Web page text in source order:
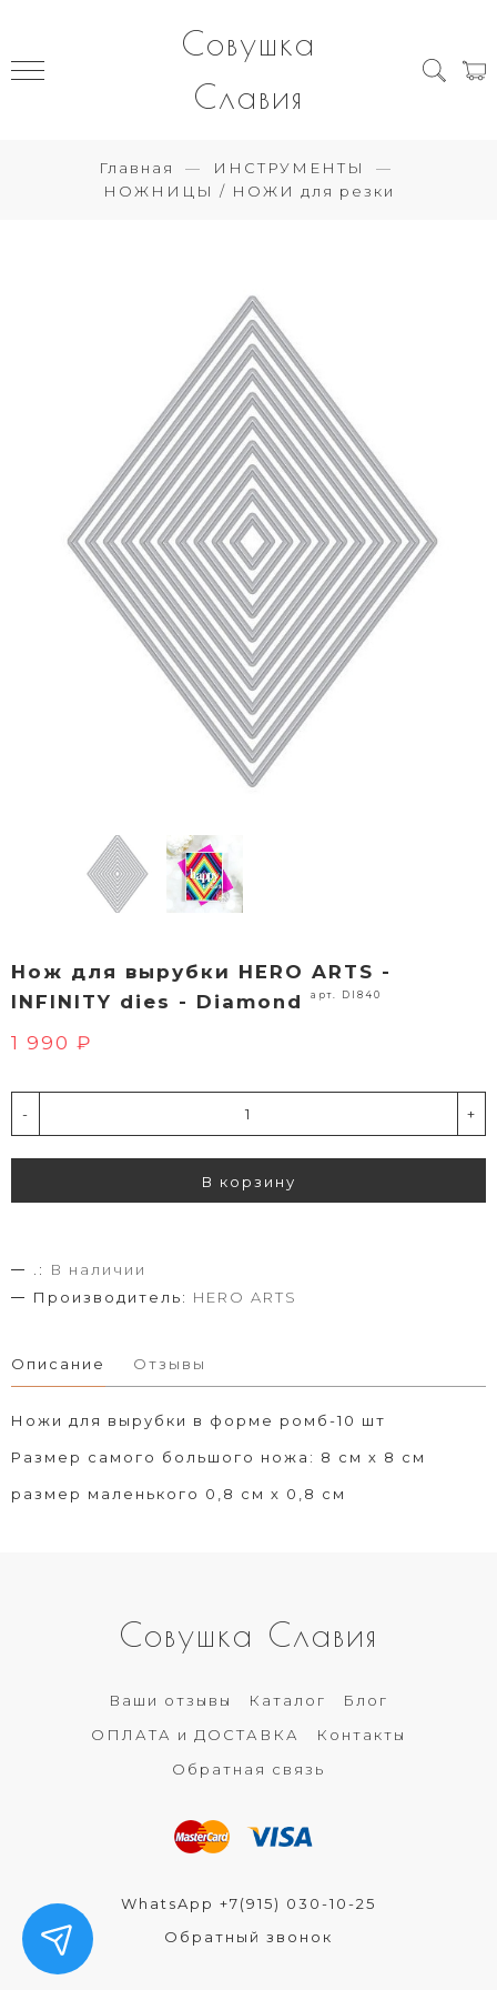
Совушка
Славия
Главная
ИНСТРУМЕНТЫ
НОЖНИЦЫ / НОЖИ для резки
Нож для вырубки HERO ARTS -
INFINITY dies - Diamond
арт. DI840
1 990 ₽
- +
В корзину
.:
В наличии
Производитель: HERO ARTS
Описание Отзывы
Ножи для вырубки в форме ромб-10 шт
Размер самого большого ножа: 8 см х 8 см
размер маленького 0,8 см х 0,8 см
Совушка Славия
Ваши отзывы Каталог
Блог
ОПЛАТА и ДОСТАВКА
Контакты
Обратная связь
WhatsApp +7(915) 030-10-25
Обратный звонок